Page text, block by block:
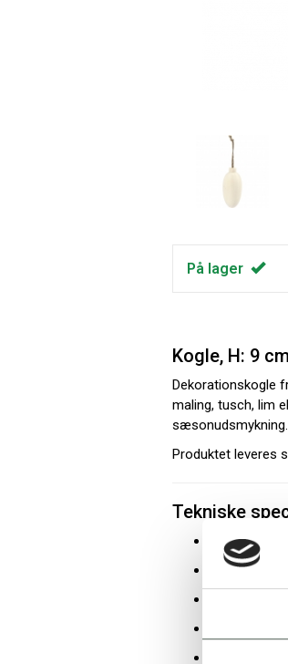
På lager
Kogle, H: 9
Dekorationskogle
maling, tusch, lim
sæsonudsmykning.
Produktet leveres
Tekniske
Højde: 9 cm
Diameter: 4,3